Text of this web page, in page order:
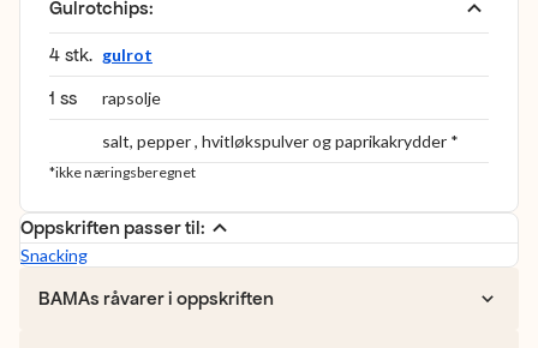
Gulrotchips:
4 stk. gulrot
1 ss rapsolje
salt, pepper , hvitløkspulver og paprikakrydder *
*ikke næringsberegnet
Oppskriften passer til:
Snacking
BAMAs råvarer i oppskriften